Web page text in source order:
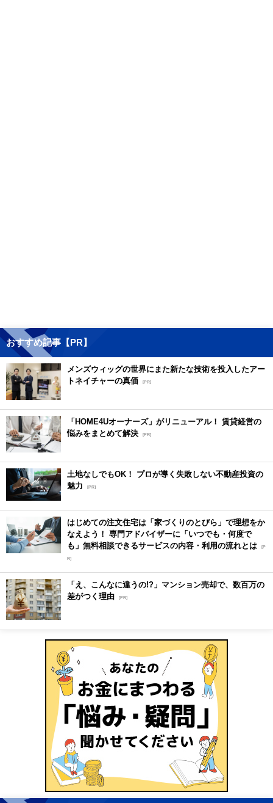
おすすめ記事【PR】
メンズウィッグの世界にまた新たな技術を投入したアー
トネイチャーの真価 [PR]
「HOME4Uオーナーズ」がリニューアル！ 賃貸経営の
悩みをまとめて解決 [PR]
土地なしでもOK！ プロが導く失敗しない不動産投資の
魅力
[PR]
はじめての注文住宅は「家づくりのとびら」で理想をか
なえよう！ 専門アドバイザーに「いつでも・何度で
も」無料相談できるサービスの内容・利用の流れとは [P
R]
「え、こんなに違うの!?」マンション売却で、数百万の
差がつく理由 [PR]